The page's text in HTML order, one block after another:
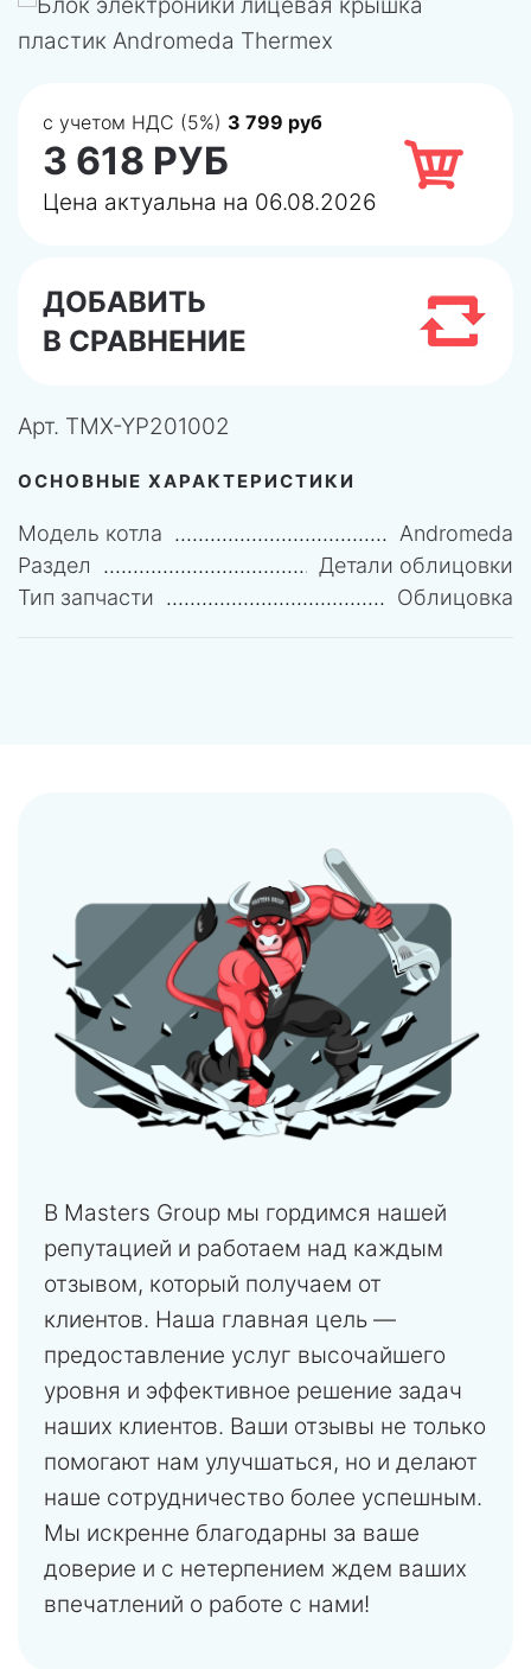
с учетом НДС (5%) 3 799 руб
3 618 РУБ
Цена актуальна на 06.08.2026
ДОБАВИТЬ
В СРАВНЕНИЕ
Арт. TMX-YP201002
ОСНОВНЫЕ ХАРАКТЕРИСТИКИ
Модель котла
Andromeda
Раздел
Детали облицовки
Тип запчасти
Облицовка
В Masters Group мы гордимся нашей
репутацией и работаем над каждым
отзывом, который получаем от
клиентов. Наша главная цель —
предоставление услуг высочайшего
уровня и эффективное решение задач
наших клиентов. Ваши отзывы не только
помогают нам улучшаться, но и делают
наше сотрудничество более успешным.
Мы искренне благодарны за ваше
доверие и с нетерпением ждем ваших
впечатлений о работе с нами!